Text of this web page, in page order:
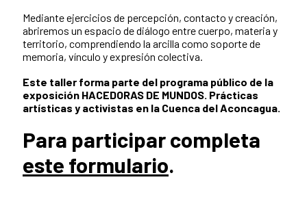
Mediante ejercicios de percepción, contacto y creación,
abriremos un espacio de diálogo entre cuerpo, materia y
territorio, comprendiendo la arcilla como soporte de
memoria, vínculo y expresión colectiva.
Este taller forma parte del programa público de la
exposición HACEDORAS DE MUNDOS. Prácticas
artísticas y activistas en la Cuenca del Aconcagua.
Para participar completa
este formulario.